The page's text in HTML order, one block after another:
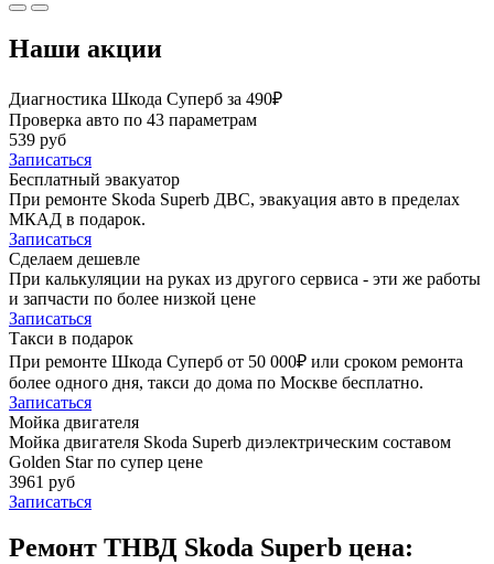
Наши акции
Диагностика Шкода Суперб за 490₽
Проверка авто по 43 параметрам
539 руб
Записаться
Бесплатный эвакуатор
При ремонте Skoda Superb ДВС, эвакуация авто в пределах
МКАД в подарок.
Записаться
Сделаем дешевле
При калькуляции на руках из другого сервиса - эти же работы
и запчасти по более низкой цене
Записаться
Такси в подарок
При ремонте Шкода Суперб от 50 000₽ или сроком ремонта
более одного дня, такси до дома по Москве бесплатно.
Записаться
Мойка двигателя
Мойка двигателя Skoda Superb диэлектрическим составом
Golden Star по супер цене
3961 руб
Записаться
Ремонт ТНВД Skoda Superb цена: